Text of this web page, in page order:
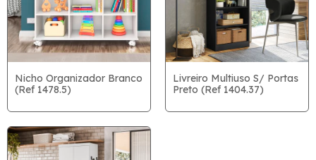
Nicho Organizador Branco
(Ref 1478.5)
Livreiro Multiuso S/ Portas
Preto (Ref 1404.37)